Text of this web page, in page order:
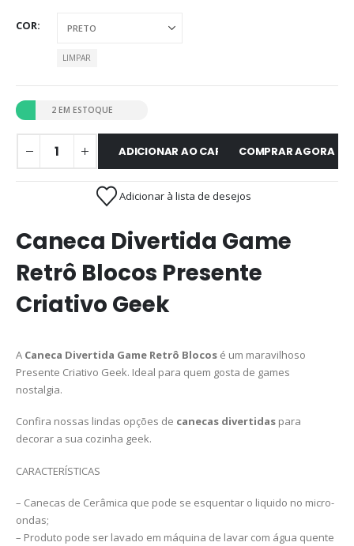
COR
LIMPAR
2 EM ESTOQUE
ADICIONAR AO CARRINHOCOMPRAR AGORA
Adicionar à lista de desejos
Caneca Divertida Game
Retrô Blocos Presente
Criativo Geek
A Caneca Divertida Game Retrô Blocos é um maravilhoso
Presente Criativo Geek. Ideal para quem gosta de games
nostalgia.
Confira nossas lindas opções de canecas divertidas para
decorar a sua cozinha geek.
CARACTERÍSTICAS
– Canecas de Cerâmica que pode se esquentar o liquido no micro-
ondas;
– Produto pode ser lavado em máquina de lavar com água quente